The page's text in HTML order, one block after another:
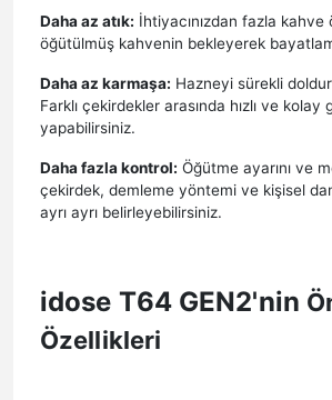
Daha az atık: İhtiyacınızdan fazla
öğütülmüş kahvenin bekleyerek
Daha az karmaşa: Hazneyi sürekli
Farklı çekirdekler arasında hızlı ve kolay
yapabilirsiniz.
Daha fazla kontrol: Öğütme ayarını ve
çekirdek, demleme yöntemi ve kişisel
ayrı ayrı belirleyebilirsiniz.
idose T64 GEN2'nin
Özellikleri